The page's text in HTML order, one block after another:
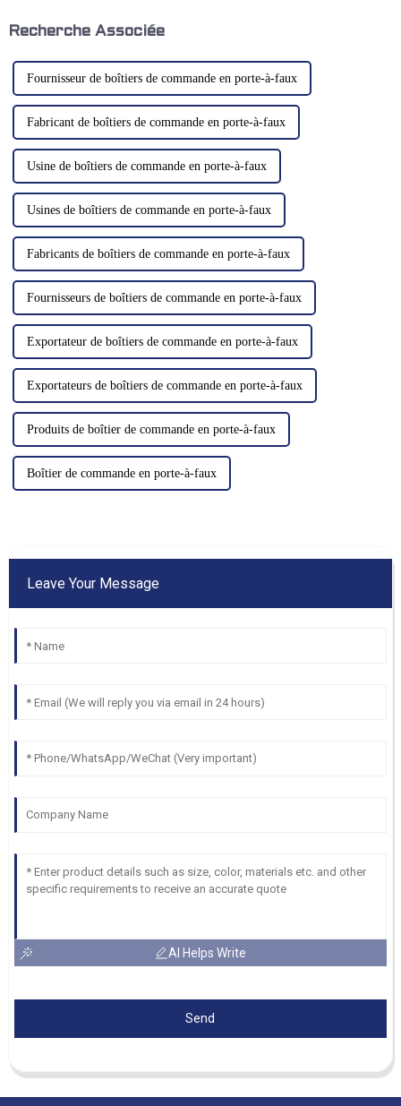
cantilever. Ce système
pour maintenir…
Recherche Associée
Fournisseur de boîtiers de commande en porte-à-faux
Fabricant de boîtiers de commande en porte-à-faux
Usine de boîtiers de commande en porte-à-faux
Usines de boîtiers de commande en porte-à-faux
Fabricants de boîtiers de commande en porte-à-faux
Fournisseurs de boîtiers de commande en porte-à-faux
Exportateur de boîtiers de commande en porte-à-faux
Exportateurs de boîtiers de commande en porte-à-faux
Produits de boîtier de commande en porte-à-faux
Boîtier de commande en porte-à-faux
Leave Your Message
AI Helps Write
Send